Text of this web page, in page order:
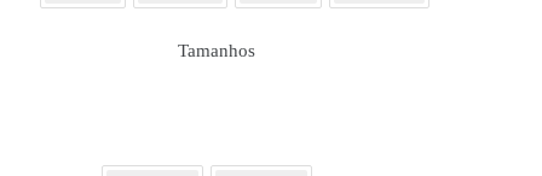
Tamanhos